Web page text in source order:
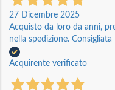
27 Dicembre 2025
Acquisto da loro da anni,
nella spedizione. Consigliata
Acquirente verificato